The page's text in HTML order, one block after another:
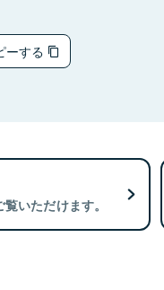
ーする
いただけます。